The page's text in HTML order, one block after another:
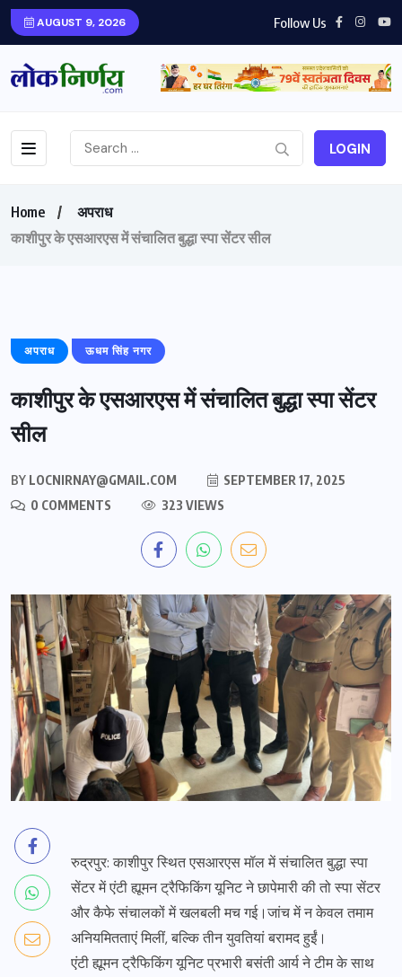
AUGUST 9, 2026 Follow Us
LOGIN
Home
अपराध
काशीपुर के एसआरएस में संचालित बुद्धा स्पा सेंटर सील
अपराध ऊधम सिंह नगर
काशीपुर के एसआरएस में संचालित बुद्धा स्पा सेंटर
सील
BY LOCNIRNAY@GMAIL.COM
SEPTEMBER 17, 2025
0 COMMENTS
323 VIEWS
रुद्रपुर: काशीपुर स्थित एसआरएस मॉल में संचालित बुद्धा स्पा
सेंटर में एंटी ह्यूमन ट्रैफिकिंग यूनिट ने छापेमारी की तो स्पा सेंटर
और कैफे संचालकों में खलबली मच गई।जांच में न केवल तमाम
अनियमितताएं मिलीं, बल्कि तीन युवतियां बरामद हुईं।
एंटी ह्यूमन ट्रैफिकिंग यूनिट प्रभारी बसंती आर्य ने टीम के साथ